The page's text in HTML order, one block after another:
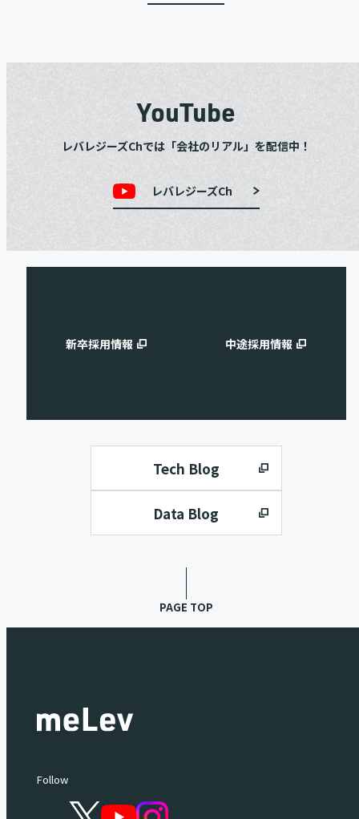
YouTube
レバレジーズChでは「会社のリアル」を配信中！
レバレジーズCh
新卒採用情報 中途採用情報
Tech Blog
Data Blog
PAGE TOP
Follow